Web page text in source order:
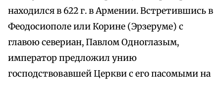
находился в 622 г. в Армении. Встретившись в
Феодосиополе или Корине (Эрзеруме) с
главою севериан, Павлом Одноглазым,
император предложил унию
господствовавшей Церкви с его пасомыми на